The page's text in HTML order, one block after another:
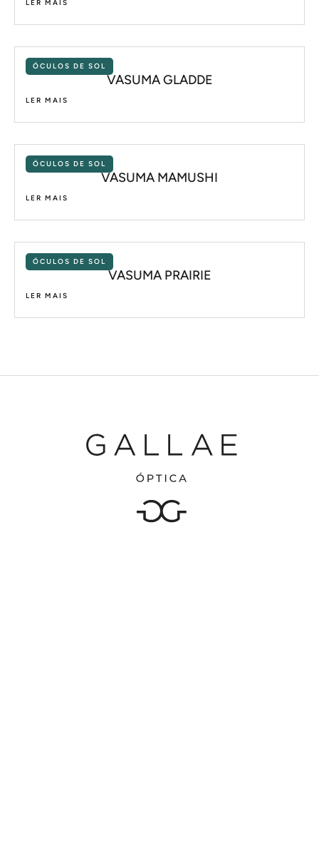
LER MAIS
ÓCULOS DE SOL
VASUMA GLADDE
LER MAIS
ÓCULOS DE SOL
VASUMA MAMUSHI
LER MAIS
ÓCULOS DE SOL
VASUMA PRAIRIE
LER MAIS